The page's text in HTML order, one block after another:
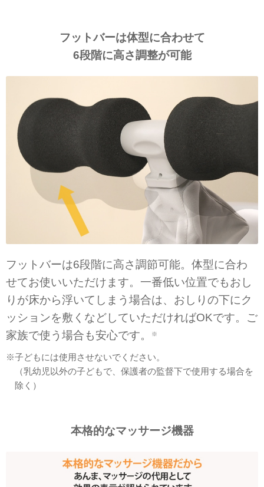
フットバーは体型に合わせて
6段階に高さ調整が可能
フットバーは6段階に高さ調節可能。体型に合わ
せてお使いいただけます。一番低い位置でもおし
りが床から浮いてしまう場合は、おしりの下にク
ッションを敷くなどしていただければOKです。ご
家族で使う場合も安心です。
※
※子どもには使用させないでください。
（乳幼児以外の子どもで、保護者の監督下で使用する場合を
除く）
本格的なマッサージ機器